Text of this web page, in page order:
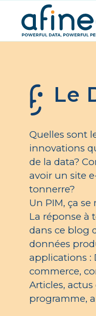
Le
Quelles sont
innovations
de la data?
avoir un site
tonnerre?
Un PIM, ça se
La réponse à
dans ce blog
données
applications :
commerce,
Articles,
programme,